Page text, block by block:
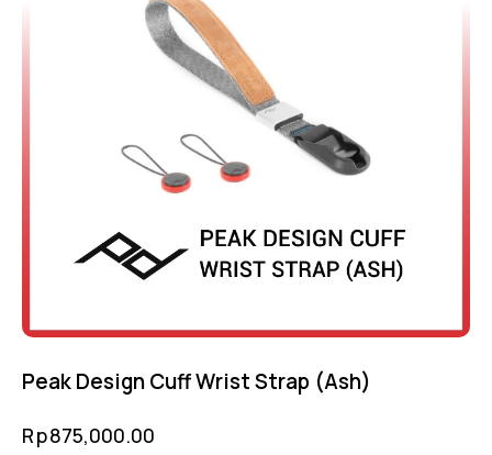
Peak Design Cuff Wrist Strap (Ash)
Rp875,000.00